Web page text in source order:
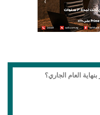
العام الجاري؟